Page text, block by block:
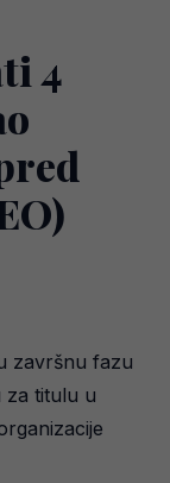
4
završnu fazu
za titulu u